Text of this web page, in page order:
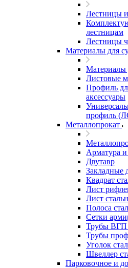
Лестницы
лестницам
Лестницы
Материалы для
Материалы
Листовые
Профиль
аксессуары
профиль
Металлопрокат
Арматура
Двутавр
Закладные
Квадрат
Лист
Лист
Полоса
Сетки
Трубы ВГП
Трубы
Уголок
Швеллер
Парковочное и